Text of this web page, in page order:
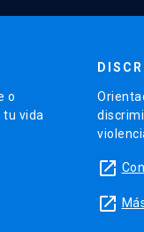
o
tu vida
launch
launch